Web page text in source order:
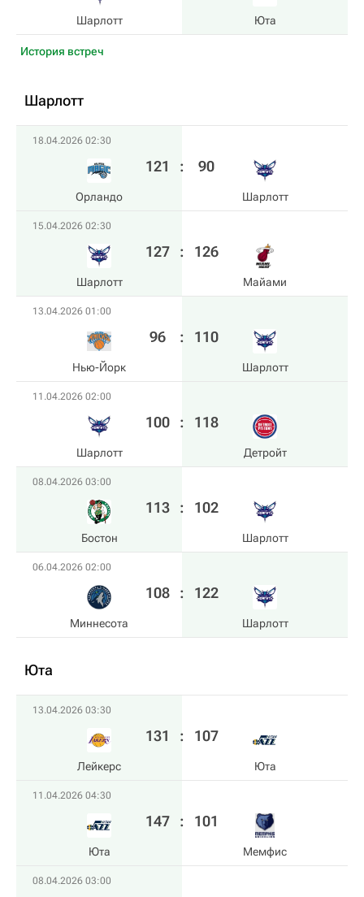
Шарлотт Юта
История встреч
Шарлотт
18.04.2026 02:30
Орландо
121 : 90
Шарлотт
15.04.2026 02:30
Шарлотт
127 : 126
Майами
13.04.2026 01:00
Нью-Йорк
96 : 110
Шарлотт
11.04.2026 02:00
Шарлотт
100 : 118
Детройт
08.04.2026 03:00
Бостон
113 : 102
Шарлотт
06.04.2026 02:00
Миннесота
108 : 122
Шарлотт
Юта
13.04.2026 03:30
Лейкерс
131 : 107
Юта
11.04.2026 04:30
Юта
147 : 101
Мемфис
08.04.2026 03:00